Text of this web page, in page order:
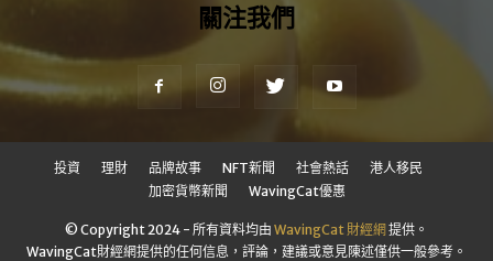
關注我們
投資 理財 品牌故事 NFT新聞 社會熱話
港人移民
加密貨幣新聞
WavingCat優惠
© Copyright 2024 - 所有資料均由 WavingCat 財經網提供。
WavingCat財經網提供的任何信息，評論，建議或意見陳述僅供一般參考。